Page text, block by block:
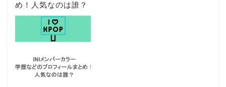
め！人気なのは誰？